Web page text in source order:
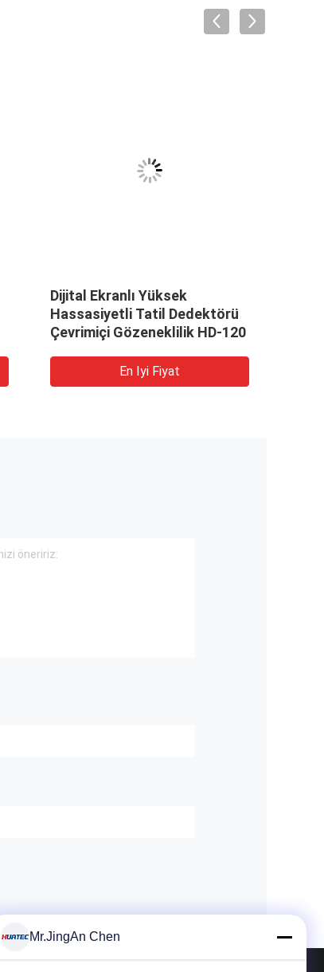
Dijital Ekranlı Yüksek
Hassasiyetli Tatil Dedektörü
Çevrimiçi Gözeneklilik HD-120
En Iyi Fiyat
Mr.JingAn Chen